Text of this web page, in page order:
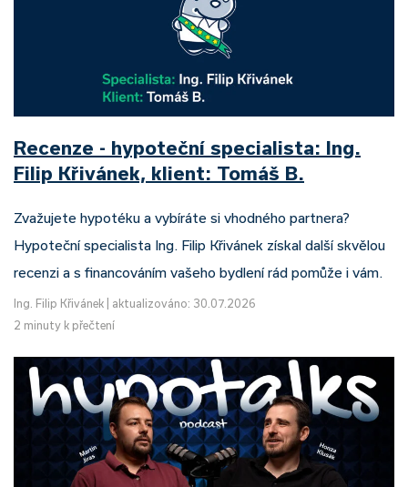
Recenze - hypoteční specialista: Ing.
Filip Křivánek, klient: Tomáš B.
Zvažujete hypotéku a vybíráte si vhodného partnera?
Hypoteční specialista Ing. Filip Křivánek získal další skvělou
recenzi a s financováním vašeho bydlení rád pomůže i vám.
Ing. Filip Křivánek
aktualizováno: 30.07.2026
2 minuty k přečtení